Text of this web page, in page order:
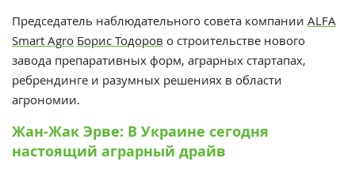
Председатель наблюдательного совета компании ALFA
Smart Agro Борис Тодоров о строительстве нового
завода препаративных форм, аграрных стартапах,
ребрендинге и разумных решениях в области
агрономии.
Жан-Жак Эрве: В Украине сегодня
настоящий аграрный драйв